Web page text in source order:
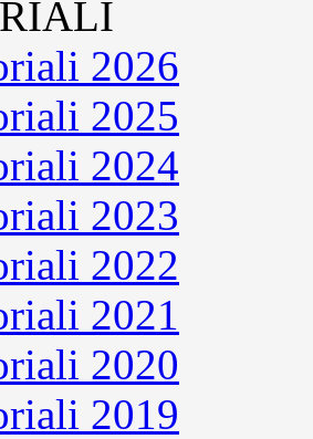
2026
2025
2024
2023
2022
2021
2020
2019